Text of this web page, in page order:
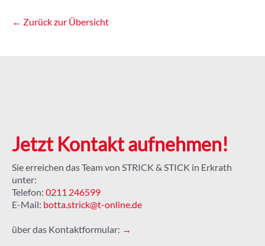
← Zurück zur Übersicht
Jetzt Kontakt aufnehmen!
Sie erreichen das Team von STRICK & STICK in Erkrath
unter:
Telefon: 0211 246599
E-Mail: botta.strick@t-online.de
über das Kontaktformular: →